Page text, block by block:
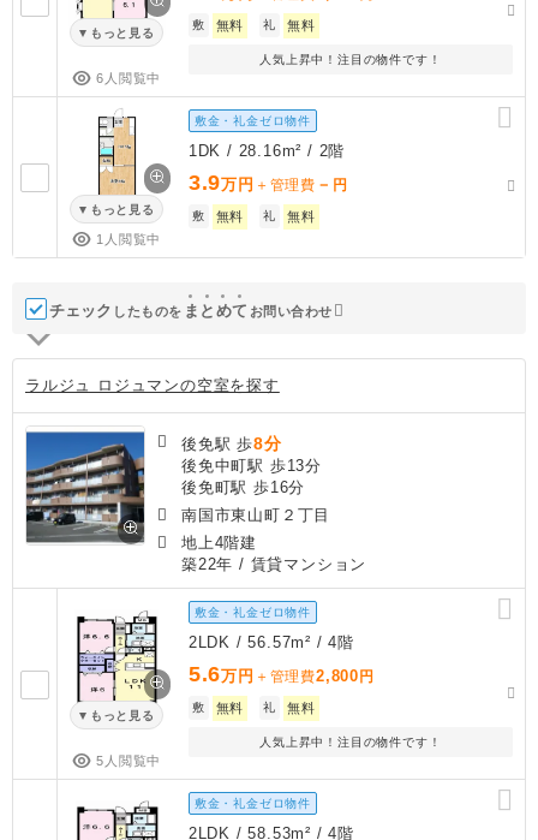
もっと見る
6人閲覧中
敷 無料 礼 無料
人気上昇中！注目の物件です！
もっと見る
1人閲覧中
敷金・礼金ゼロ物件
1DK / 28.16m² / 2階
3.9万円 ＋管理費 － 円
敷 無料 礼 無料
チェック したものを ま と めて お問い合わせ
ラルジュ ロジュマンの空室を探す
後免駅 歩8分
後免中町駅 歩13分
後免町駅 歩16分
南国市東山町２丁目
地上4階建
築22年 / 賃貸マンション
もっと見る
5人閲覧中
敷金・礼金ゼロ物件
2LDK / 56.57m² / 4階
5.6万円 ＋管理費2,800 円
敷 無料 礼 無料
人気上昇中！注目の物件です！
敷金・礼金ゼロ物件
2LDK / 58.53m² / 4階